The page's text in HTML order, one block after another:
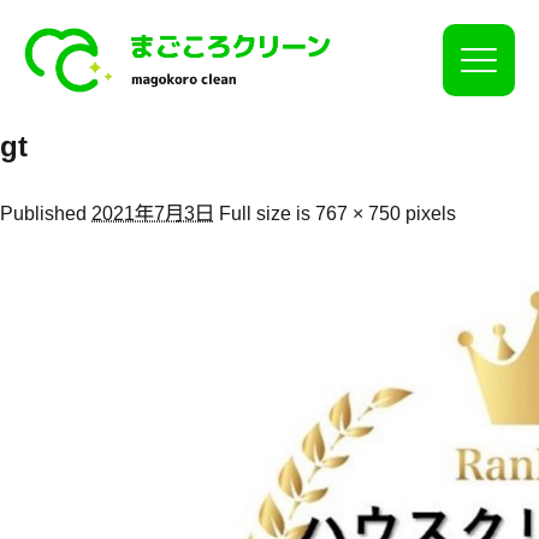
Click
gt
Published 2021年7月3日 Full size is 767 × 750 pixels